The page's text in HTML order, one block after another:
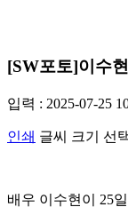
[SW포토]이수
입력 : 2025-07-25
인쇄 글씨 크기 선
배우 이수현이 25